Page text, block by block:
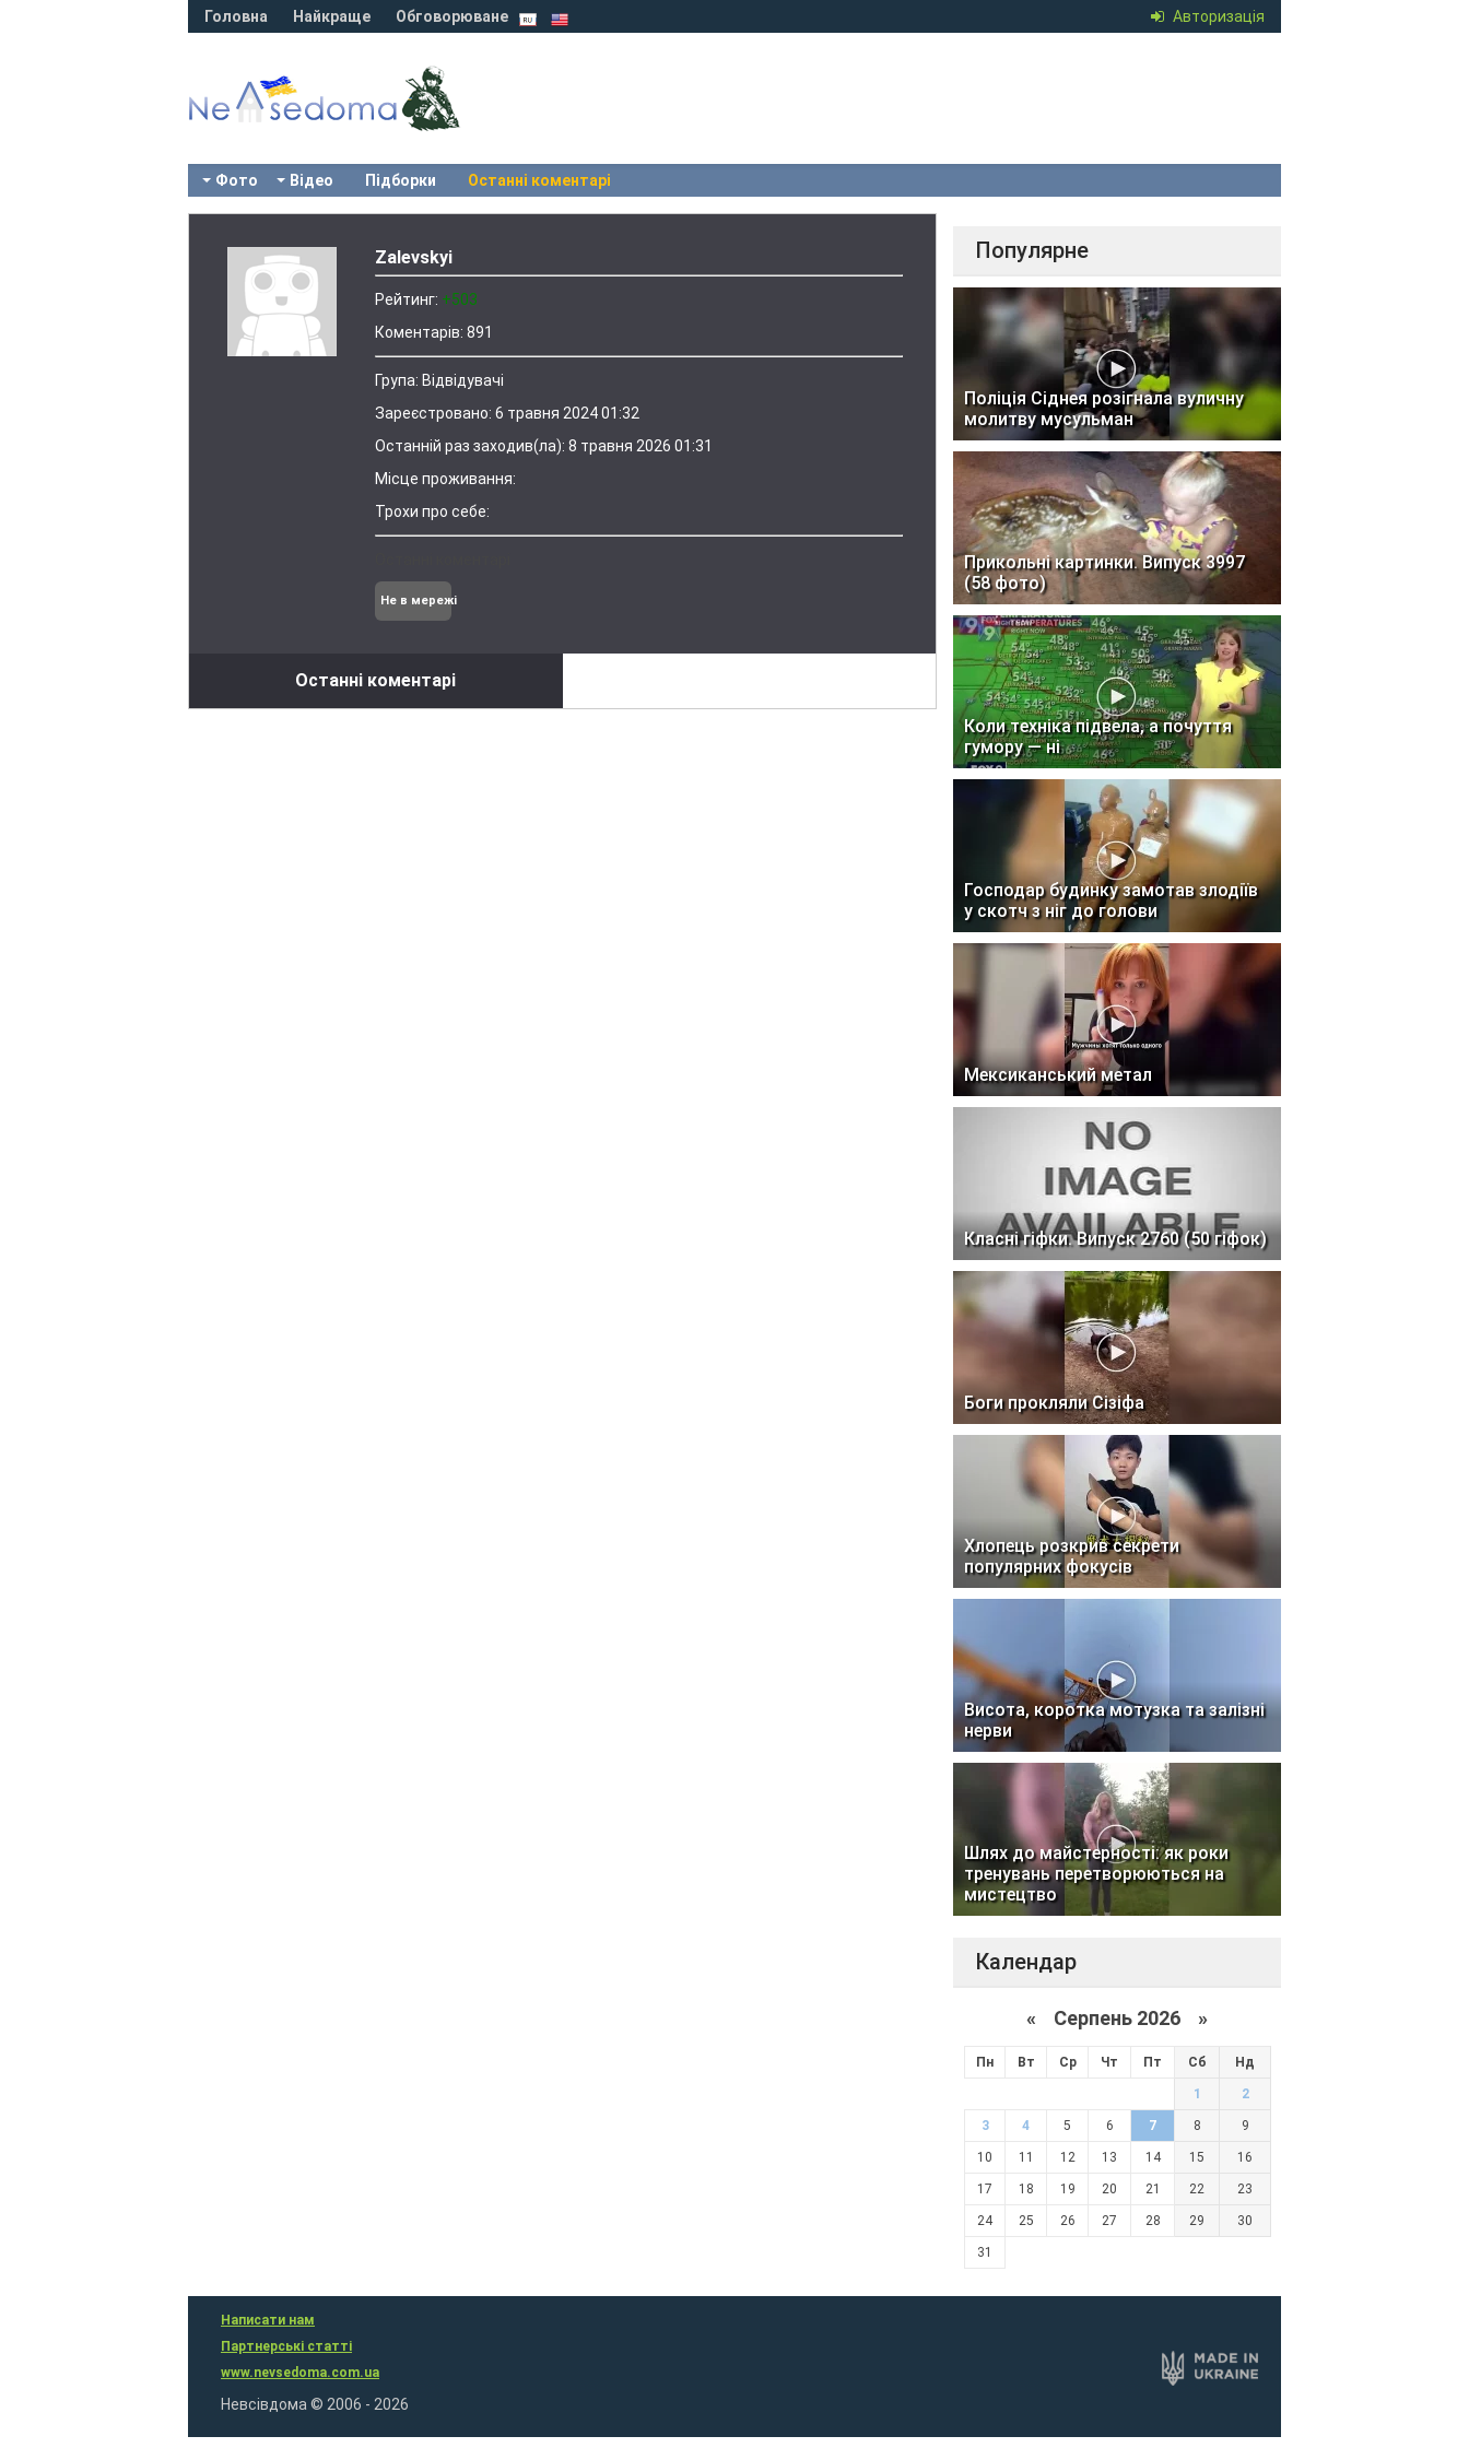
Авторизація
Головна Найкраще Обговорюване
Фото Відео Підборки Останні коментарі
Zalevskyi
Рейтинг: +503
Коментарів: 891
Група: Відвідувачі
Зареєстровано: 6 травня 2024 01:32
Останній раз заходив(ла): 8 травня 2026 01:31
Місце проживання:
Трохи про себе:
Не в мережі
Останні коментарі
Популярне
Поліція Сіднея розігнала вуличну
молитву мусульман
Прикольні картинки. Випуск 3997
(58 фото)
Коли техніка підвела, а почуття
гумору — ні
Господар будинку замотав злодіїв
у скотч з ніг до голови
Мексиканський метал
Класні гіфки. Випуск 2760 (50 гіфок)
Боги прокляли Сізіфа
Хлопець розкрив секрети
популярних фокусів
Висота, коротка мотузка та залізні
нерви
Шлях до майстерності: як роки
тренувань перетворюються на
мистецтво
Календар
« Серпень 2026 »
Пн Вт Ср Чт Пт Сб Нд
1 2
3 4 5 6 7 8 9
10 11 12 13 14 15 16
17 18 19 20 21 22 23
24 25 26 27 28 29 30
31
Написати нам
Партнерські статті
www.nevsedoma.com.ua
Невсівдома © 2006 - 2026